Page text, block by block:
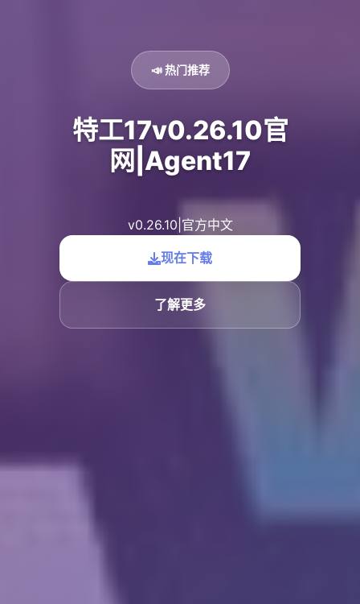
📣 热门推荐
特工17v0.26.10官
网|Agent17
v0.26.10|官方中文
现在下载
了解更多